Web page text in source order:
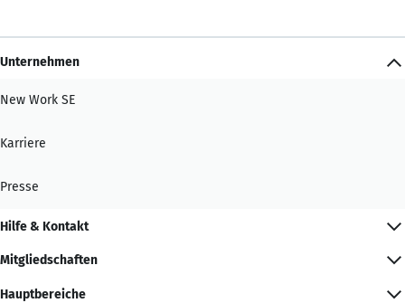
Unternehmen
New Work SE
Karriere
Presse
Hilfe & Kontakt
Mitgliedschaften
Hauptbereiche